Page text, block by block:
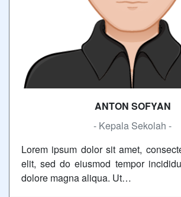
ANTON SOFYAN
- Kepala Sekolah -
Lorem ipsum dolor sit amet,
elit, sed do eiusmod tempor
dolore magna aliqua. Ut…